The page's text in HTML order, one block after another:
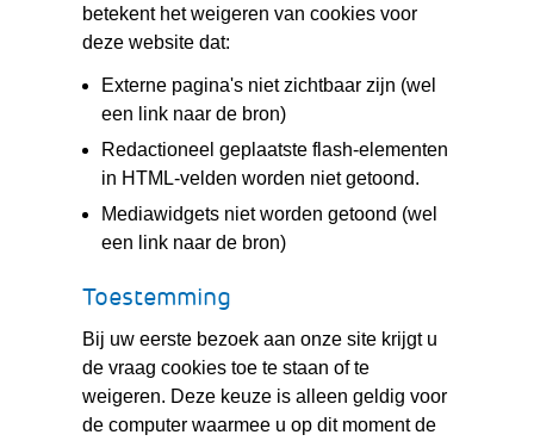
betekent het weigeren van cookies voor
deze website dat:
Externe pagina's niet zichtbaar zijn (wel
een link naar de bron)
Redactioneel geplaatste flash-elementen
in HTML-velden worden niet getoond.
Mediawidgets niet worden getoond (wel
een link naar de bron)
Toestemming
Bij uw eerste bezoek aan onze site krijgt u
de vraag cookies toe te staan of te
weigeren. Deze keuze is alleen geldig voor
de computer waarmee u op dit moment de